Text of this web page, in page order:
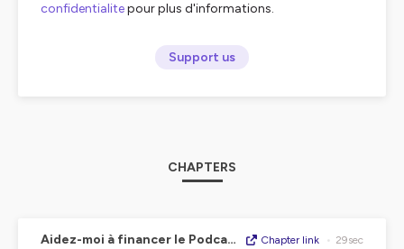
confidentialitepour plus d'informations.
Support us
CHAPTERS
Aidez-moi à financer le Podcast ! Chapter link • 29sec